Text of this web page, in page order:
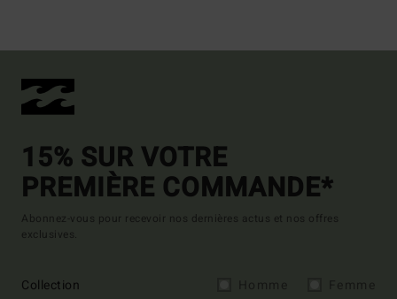
15% SUR VOTRE
PREMIÈRE COMMANDE*
Abonnez-vous pour recevoir nos dernières actus et nos offres
exclusives.
Collection